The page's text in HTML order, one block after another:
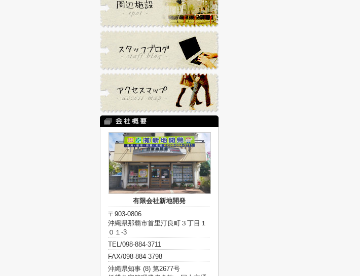
有限会社新地開発
〒903-0806
沖縄県那覇市首里汀良町３丁目１
０１-3
TEL/098-884-3711
FAX/098-884-3798
沖縄県知事 (8) 第2677号